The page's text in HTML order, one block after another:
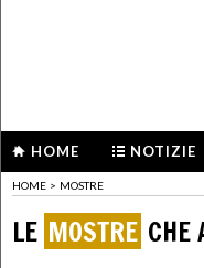
HOME NOTIZIE
HOME > MOSTRE
LE MOSTRE CHE